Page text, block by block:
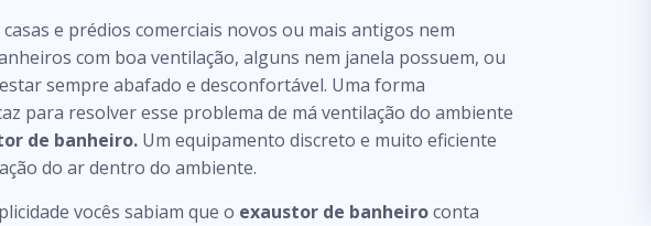
e prédios comerciais novos ou mais antigos nem
com boa ventilação, alguns nem janela possuem, ou
sempre abafado e desconfortável. Uma forma
para resolver esse problema de má ventilação do ambiente
de banheiro. Um equipamento discreto e muito eficiente
do ar dentro do ambiente.
vocês sabiam que o exaustor de banheiroconta